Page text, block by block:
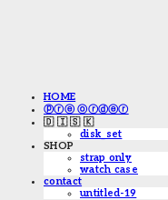
HOME
ⓟⓡⓔ ⓞⓡⓓⓔⓡ
🇩 🇮 🇸 🇰
disk_set
SHOP
strap only
watch case
contact
untitled-19